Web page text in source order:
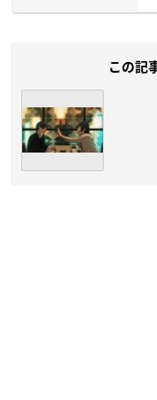
この記